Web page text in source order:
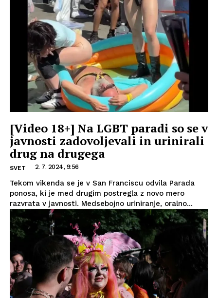
[Video 18+] Na LGBT paradi so se v
javnosti zadovoljevali in urinirali
drug na drugega
SVET 2. 7. 2024, 9:56
Tekom vikenda se je v San Franciscu odvila Parada
ponosa, ki je med drugim postregla z novo mero
razvrata v javnosti. Medsebojno uriniranje, oralno...